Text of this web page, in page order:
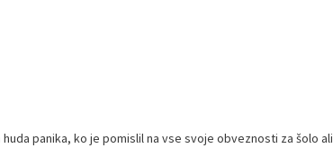
panika, ko je pomislil na vse svoje obveznosti za šolo ali